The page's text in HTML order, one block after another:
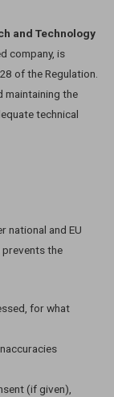
and Technology
company, is
of the Regulation.
maintaining the
technical
national and EU
prevents the
for what
(if given),